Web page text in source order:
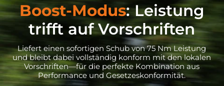
Boost-Modus: Leistung
trifft auf Vorschriften
Liefert einen sofortigen Schub von 75 Nm Leistung
und bleibt dabei vollständig konform mit den lokalen
Vorschriften—für die perfekte Kombination aus
Performance und Gesetzeskonformität.